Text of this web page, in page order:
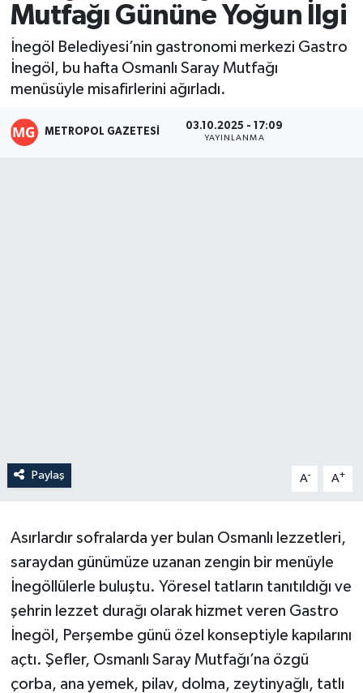
Mutfağı Gününe Yoğun İlgi
İnegöl Belediyesi’nin gastronomi merkezi Gastro
İnegöl, bu hafta Osmanlı Saray Mutfağı
menüsüyle misafirlerini ağırladı.
METROPOL GAZETESI 03.10.2025 - 17:09
YAYINLANMA
Paylaş A- A+
Asırlardır sofralarda yer bulan Osmanlı lezzetleri,
saraydan günümüze uzanan zengin bir menüyle
İnegöllülerle buluştu. Yöresel tatların tanıtıldığı ve
şehrin lezzet durağı olarak hizmet veren Gastro
İnegöl, Perşembe günü özel konseptiyle kapılarını
açtı. Şefler, Osmanlı Saray Mutfağı’na özgü
çorba, ana yemek, pilav, dolma, zeytinyağlı, tatlı
Resmi İlanlar